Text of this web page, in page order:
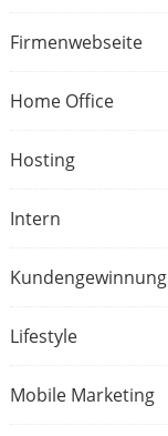
Firmenwebseite
Home Office
Hosting
Intern
Kundengewinnung
Lifestyle
Mobile Marketing